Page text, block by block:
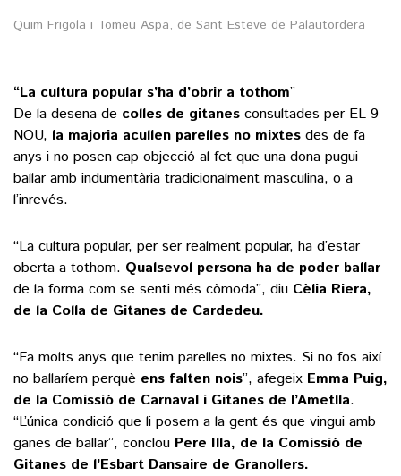
Quim Frigola i Tomeu Aspa, de Sant Esteve de Palautordera
“La cultura popular s’ha d’obrir a tothom”
De la desena de colles de gitanes consultades per EL 9
NOU, la majoria acullen parelles no mixtes des de fa
anys i no posen cap objecció al fet que una dona pugui
ballar amb indumentària tradicionalment masculina, o a
l’inrevés.
“La cultura popular, per ser realment popular, ha d’estar
oberta a tothom. Qualsevol persona ha de poder ballar
de la forma com se senti més còmoda”, diu Cèlia Riera,
de la Colla de Gitanes de Cardedeu.
“Fa molts anys que tenim parelles no mixtes. Si no fos així
no ballaríem perquè ens falten nois”, afegeix Emma Puig,
de la Comissió de Carnaval i Gitanes de l’Ametlla.
“L’única condició que li posem a la gent és que vingui amb
ganes de ballar”, conclou Pere Illa, de la Comissió de
Gitanes de l’Esbart Dansaire de Granollers.